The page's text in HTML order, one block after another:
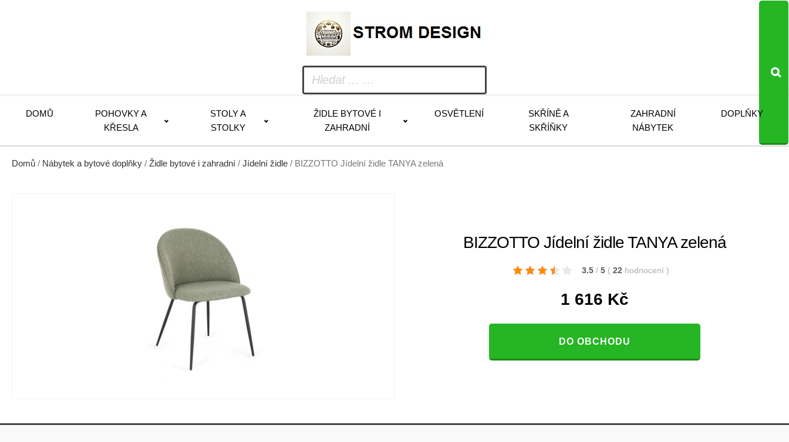
DOMŮ
POHOVKY A
KŘESLA
STOLY A
STOLKY
ŽIDLE BYTOVÉ I
ZAHRADNÍ
OSVĚTLENÍ
SKŘÍNĚ A
SKŘÍŇKY
ZAHRADNÍ
NÁBYTEK
DOPLŇKY
Domů / Nábytek a bytové doplňky / Židle bytové i zahradní / Jídelní židle / BIZZOTTO Jídelní židle TANYA zelená
BIZZOTTO Jídelní židle TANYA zelená
3.5 / 5 ( 22 hodnocení )
1 616 Kč
DO OBCHODU